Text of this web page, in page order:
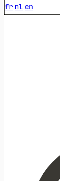
fr nl en